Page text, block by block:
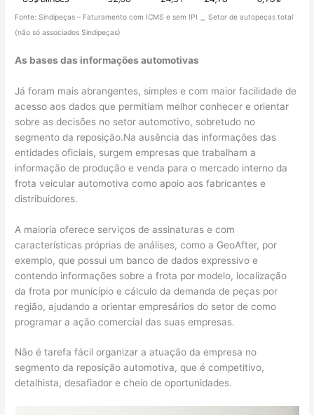
Fonte: Sindipeças – Faturamento com ICMS e sem IPI –Setor de autopeças total
(não só associados Sindipeças)
As bases das informações automotivas
Já foram mais abrangentes, simples e com maior facilidade de
acesso aos dados que permitiam melhor conhecer e orientar
sobre as decisões no setor automotivo, sobretudo no
segmento da reposição.Na ausência das informações das
entidades oficiais, surgem empresas que trabalham a
informação de produção e venda para o mercado interno da
frota veicular automotiva como apoio aos fabricantes e
distribuidores.
A maioria oferece serviços de assinaturas e com
características próprias de análises, como a GeoAfter, por
exemplo, que possui um banco de dados expressivo e
contendo informações sobre a frota por modelo, localização
da frota por município e cálculo da demanda de peças por
região, ajudando a orientar empresários do setor de como
programar a ação comercial das suas empresas.
Não é tarefa fácil organizar a atuação da empresa no
segmento da reposição automotiva, que é competitivo,
detalhista, desafiador e cheio de oportunidades.